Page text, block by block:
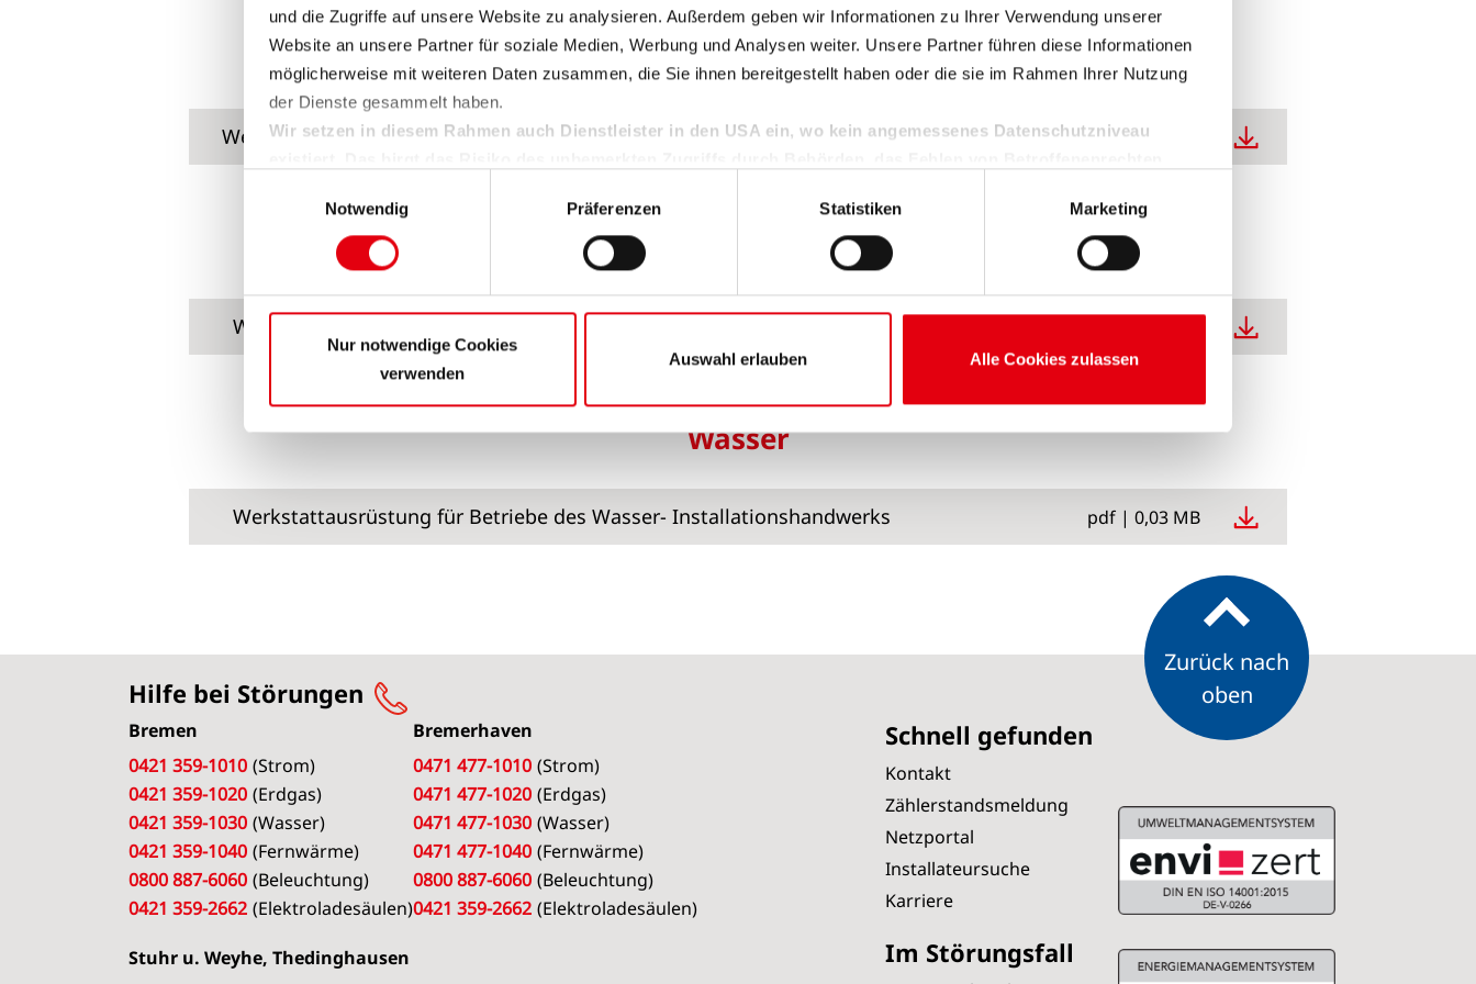
und die Zugriffe auf unsere Website zu analysieren. Außerdem geben wir Informationen zu Ihrer Verwendung unserer
Website an unsere Partner für soziale Medien, Werbung und Analysen weiter. Unsere Partner führen diese Informationen
möglicherweise mit weiteren Daten zusammen, die Sie ihnen bereitgestellt haben oder die sie im Rahmen Ihrer Nutzung
der Dienste gesammelt haben.
Wir setzen in diesem Rahmen auch Dienstleister in den USA ein, wo kein angemessenes Datenschutzniveau
Weitere Informationen finden Sie unter "Details" sowie in unserer Datenschutzerklärung. Ihre Einwilligung ist freiwillig und
Sie können sie jederzeit für die Zukunft widerrufen oder ändern. Sofern Sie Ihre Einwilligung nicht erteilen, beschränken
wir den Einsatz der Cookies auf das notwendige Minimum, um die Seite betreiben zu können.
Notwendig
Präferenzen Statistiken Marketing
Nur notwendige Cookies
verwenden
Auswahl erlauben Alle Cookies zulassen
Strom
Werkstattausrüstung für Betriebe des Elektrotechniker–Handwerks pdf | 0,04 MB
Werkstattausrüstung für Betriebe des Gas- Installationshandwerks
Wasser
Werkstattausrüstung für Betriebe des Wasser- Installationshandwerks pdf | 0,03 MB
Hilfe bei Störungen
Bremen
0421 359-1010 (Strom)
0421 359-1020 (Erdgas)
0421 359-1030 (Wasser)
0421 359-1040 (Fernwärme)
0800 887-6060 (Beleuchtung)
0421 359-2662 (Elektroladesäulen)
Bremerhaven
0471 477-1010 (Strom)
0471 477-1020 (Erdgas)
0471 477-1030 (Wasser)
0471 477-1040 (Fernwärme)
0800 887-6060 (Beleuchtung)
0421 359-2662 (Elektroladesäulen)
Stuhr u. Weyhe, Thedinghausen
Schnell gefunden
Kontakt
Zählerstandsmeldung
Netzportal
Installateursuche
Karriere
Im Störungsfall
Zurück nach
oben